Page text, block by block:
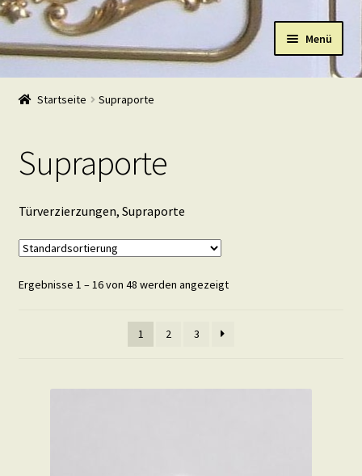
Navigation
Zum
Inhalt
Menü
Start
Warenkorb
Mein Konto
Kasse
Beispiele
Startseite Supraporte
Supraporte
Türverzierzungen, Supraporte
Ergebnisse 1 – 16 von 48 werden angezeigt
1 2 3